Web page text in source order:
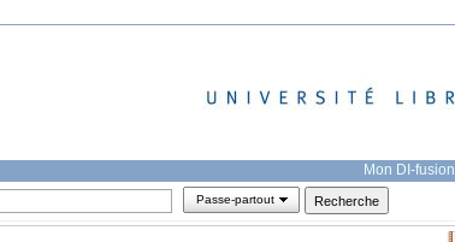
Mon DI-fusion
Passe-partout